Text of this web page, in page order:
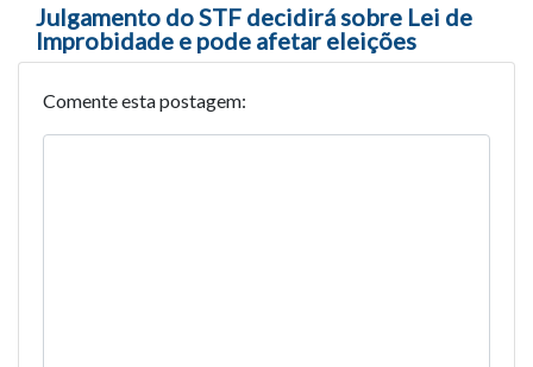
Julgamento do STF decidirá sobre Lei de
Improbidade e pode afetar eleições
Comente esta postagem: